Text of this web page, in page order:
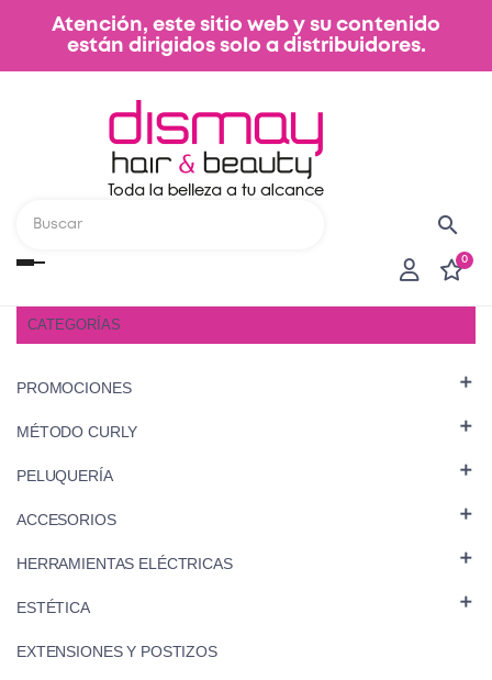
Atención, este sitio web y su contenido
están dirigidos solo a distribuidores.
search
0
Navegación
palanca
CATEGORÍAS
PROMOCIONES 
MÉTODO CURLY 
PELUQUERÍA 
ACCESORIOS 
HERRAMIENTAS ELÉCTRICAS 
ESTÉTICA 
EXTENSIONES Y POSTIZOS